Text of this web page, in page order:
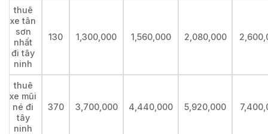
thuê
xe tân
sơn
nhất
đi tây
ninh
130 1,300,000 1,560,000 2,080,000
thuê
xe mũi
né đi
tây
ninh
370 3,700,000 4,440,000 5,920,000